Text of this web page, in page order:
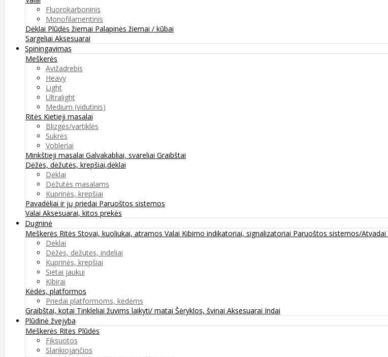
Fluorokarboninis
Monofilamentinis
Dėklai Plūdės žiemai Palapinės žiemai / kūbai
Sargeliai Aksesuarai
Spiningavimas
Meškerės
Avižadrebis
Heavy
Light
Ultralight
Medium (vidutinis)
Ritės Kietieji masalai
Blizgės/vartiklės
Sukrės
Vobleriai
Minkštieji masalai Galvakabliai, svareliai Graibštai
Dėžės, dėžutės, krepšiai,dėklai
Dėklai
Dėžutės masalams
Kuprinės, krepšiai
Pavadėliai ir jų priedai Paruoštos sistemos
Valai Aksesuarai, kitos prekės
Dugninė
Meškerės Ritės Stovai, kuoliukai, atramos Valai Kibimo indikatoriai, signalizatoriai Paruoštos sistemos/Atvadai
Dėklai
Dėžės, dėžutės, indeliai
Kuprinės, krepšiai
Sietai jaukui
Kibirai
Kėdės, platformos
Priedai platformoms, kėdėms
Graibštai, kotai Tinkleliai žuvims laikyti/ matai Šėryklos, švinai Aksesuarai Indai
Plūdinė žvejyba
Meškerės Ritės Plūdės
Fiksuotos
Slankiojančios